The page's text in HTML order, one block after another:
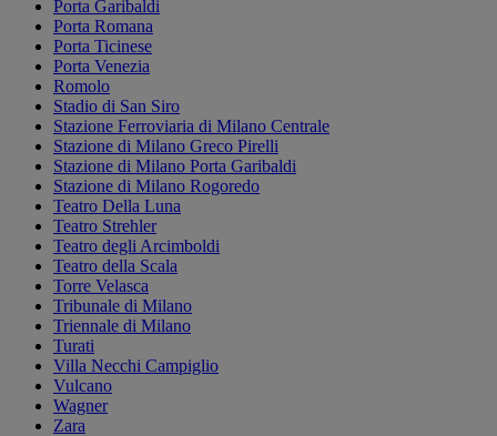
Porta Garibaldi
Porta Romana
Porta Ticinese
Porta Venezia
Romolo
Stadio di San Siro
Stazione Ferroviaria di Milano Centrale
Stazione di Milano Greco Pirelli
Stazione di Milano Porta Garibaldi
Stazione di Milano Rogoredo
Teatro Della Luna
Teatro Strehler
Teatro degli Arcimboldi
Teatro della Scala
Torre Velasca
Tribunale di Milano
Triennale di Milano
Turati
Villa Necchi Campiglio
Vulcano
Wagner
Zara